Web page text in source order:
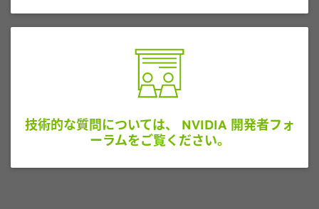
技術的な質問については、 NVIDIA 開発者フォ
ーラムをご覧ください。